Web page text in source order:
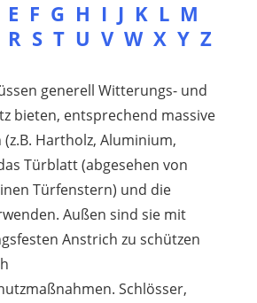
E F G H I J K L M
R S T U V W X Y Z
generell Witterungs- und
bieten, entsprechend massive
Hartholz, Aluminium,
Türblatt (abgesehen von
Türfenstern) und die
Außen sind sie mit
Anstrich zu schützen
Schlösser,